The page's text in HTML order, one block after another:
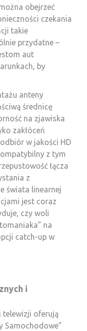
obejrzeć
czekania
takie
przydatne –
aut
by
anteny
średnicę
na zjawiska
zakłóceń
w jakości HD
z tym
łącza
z
świata linearnej
jest coraz
czy woli
na
catch-up w
i
telewizji oferują
Samochodowe”